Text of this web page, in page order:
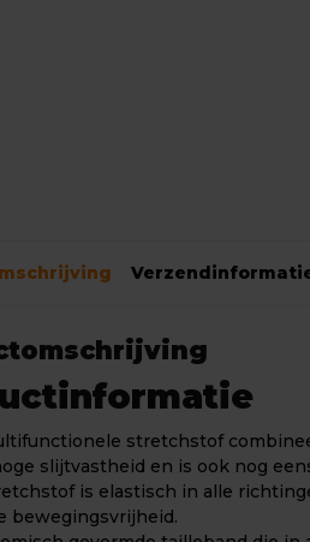
stretchstof
slijtvastheid en is ook nog
is elastisch in alle
bewegingsvrijheid.